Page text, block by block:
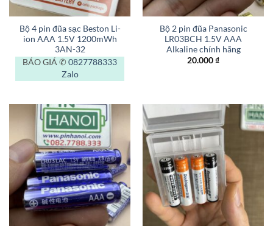
Bộ 4 pin đũa sạc Beston Li-
ion AAA 1.5V 1200mWh
3AN-32
BÁO GIÁ ✆ 0827788333
Zalo
Bộ 2 pin đũa Panasonic
LR03BCH 1.5V AAA
Alkaline chính hãng
20.000₫